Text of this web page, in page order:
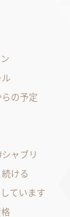
の予定
シャブリ
ける
ています